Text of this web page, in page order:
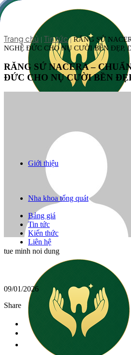
Giới thiệu
Răng sứ thẩm mỹ
Niềng răng
Trồng răng implant
Nha khoa tổng quát
Câu chuyện khách hàng
Bảng giá
Tin tức
Kiến thức
Liên hệ
Trang chủ | Tin tức|RĂNG SỨ
NGHỆ ĐỨC CHO NỤ CƯỜI BỀN ĐẸP,
RĂNG SỨ NACERA –
ĐỨC CHO NỤ CƯỜI BỀN
tue minh noi dung
09/01/2026
Share